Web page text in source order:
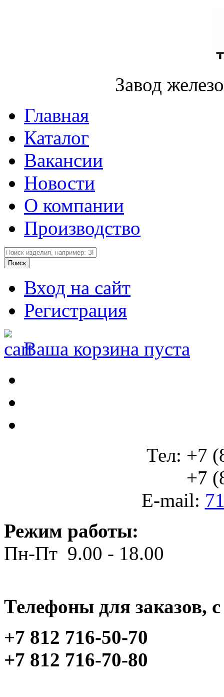
Завод
Главная
Каталог
Вакансии
Новости
О компании
Производство
Вход на сайт
Регистрация
Ваша корзина пуста
Тел: +7
+7
E-mail:
Режим работы:
Пн-Пт 9.00 - 18.00
Телефоны для заказов,
+7 812 716-50-70
+7 812 716-70-80